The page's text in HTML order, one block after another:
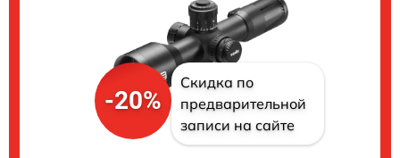
-20%
Скидка по
предварительной
записи на сайте